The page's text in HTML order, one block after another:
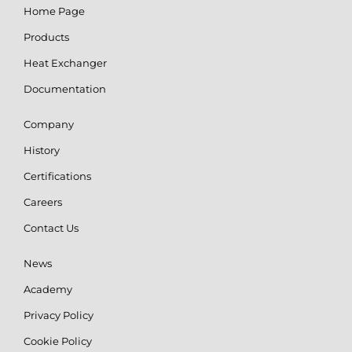
Home Page
Products
Heat Exchanger
Documentation
Company
History
Certifications
Careers
Contact Us
News
Academy
Privacy Policy
Cookie Policy